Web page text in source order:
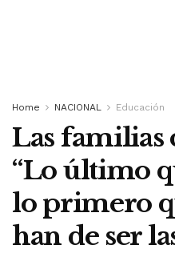
Home NACIONAL Educación
Las familias
“Lo último
lo primero
han de ser